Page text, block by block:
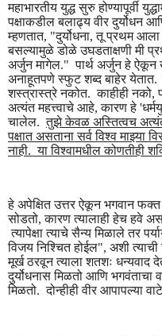
महाभारतीय युद्ध सुरु होण्यापूर्वी
पक्षाकडील बलाढ्य वीर दुर्योधन
म्हणतात, "दुर्योधना,तू प्रथम आला
बसल्यामुळे डोळे उघडताक्षणी मी
अर्जुन मागेल." पार्थ अर्जुन हे
अनाहूतपणे स्फुट शब्द बाहेर
शस्त्रास्त्रे नकोत. काहीही नको,
अत्यंत महत्त्वाचे आहे,कारण हे '
चालेल.तुझे केवळ अस्तित्वच
पक्षात असताना सर्व विश्व माझ्या
नाही. या विश्वामधील कोणतीही
हे अपेक्षित उत्तर ऐकून भगवान
सोडतो,कारण त्यालाही हेच हवे
त्यापेक्षा त्याचे सैन्य मिळाले तर
विजय निश्चित होईल", अशी
मूर्ख ठरवून त्याला शतशः धन्यवाद
दुर्योधनास मिळतो आणि भगवंताचा
मिळतो. दोन्हीही वीर आपापल्या